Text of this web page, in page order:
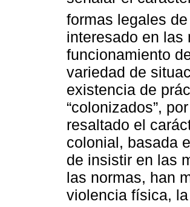
formas legales
interesado en las
funcionamiento
variedad de
existencia de
“colonizados”,
resaltado el
colonial, basada
de insistir en las
las normas, han
violencia física,